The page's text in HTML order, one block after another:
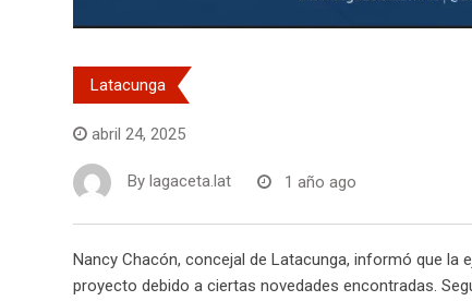
Latacunga
abril 24, 2025
By lagaceta.lat 1 año ago
Nancy Chacón, concejal de Latacunga, informó que la
proyecto debido a ciertas novedades encontradas.